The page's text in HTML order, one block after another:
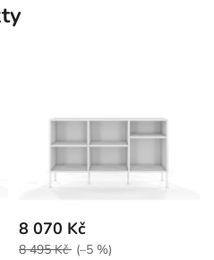
8 070 Kč
8 495 Kč (–5 %)